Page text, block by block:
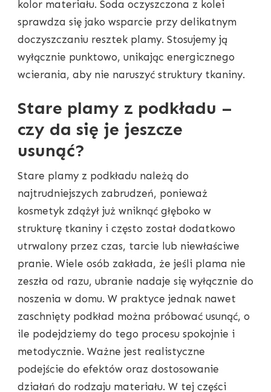
kolor materiału. Soda oczyszczona z kolei
sprawdza się jako wsparcie przy delikatnym
doczyszczaniu resztek plamy. Stosujemy ją
wyłącznie punktowo, unikając energicznego
wcierania, aby nie naruszyć struktury tkaniny.
Stare plamy z podkładu –
czy da się je jeszcze
usunąć?
Stare plamy z podkładu należą do
najtrudniejszych zabrudzeń, ponieważ
kosmetyk zdążył już wniknąć głęboko w
strukturę tkaniny i często został dodatkowo
utrwalony przez czas, tarcie lub niewłaściwe
pranie. Wiele osób zakłada, że jeśli plama nie
zeszła od razu, ubranie nadaje się wyłącznie do
noszenia w domu. W praktyce jednak nawet
zaschnięty podkład można próbować usunąć, o
ile podejdziemy do tego procesu spokojnie i
metodycznie. Ważne jest realistyczne
podejście do efektów oraz dostosowanie
działań do rodzaju materiału. W tej części